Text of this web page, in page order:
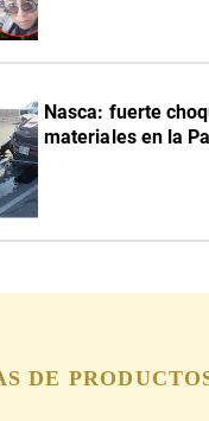
Nasca: fuerte
materiales en la